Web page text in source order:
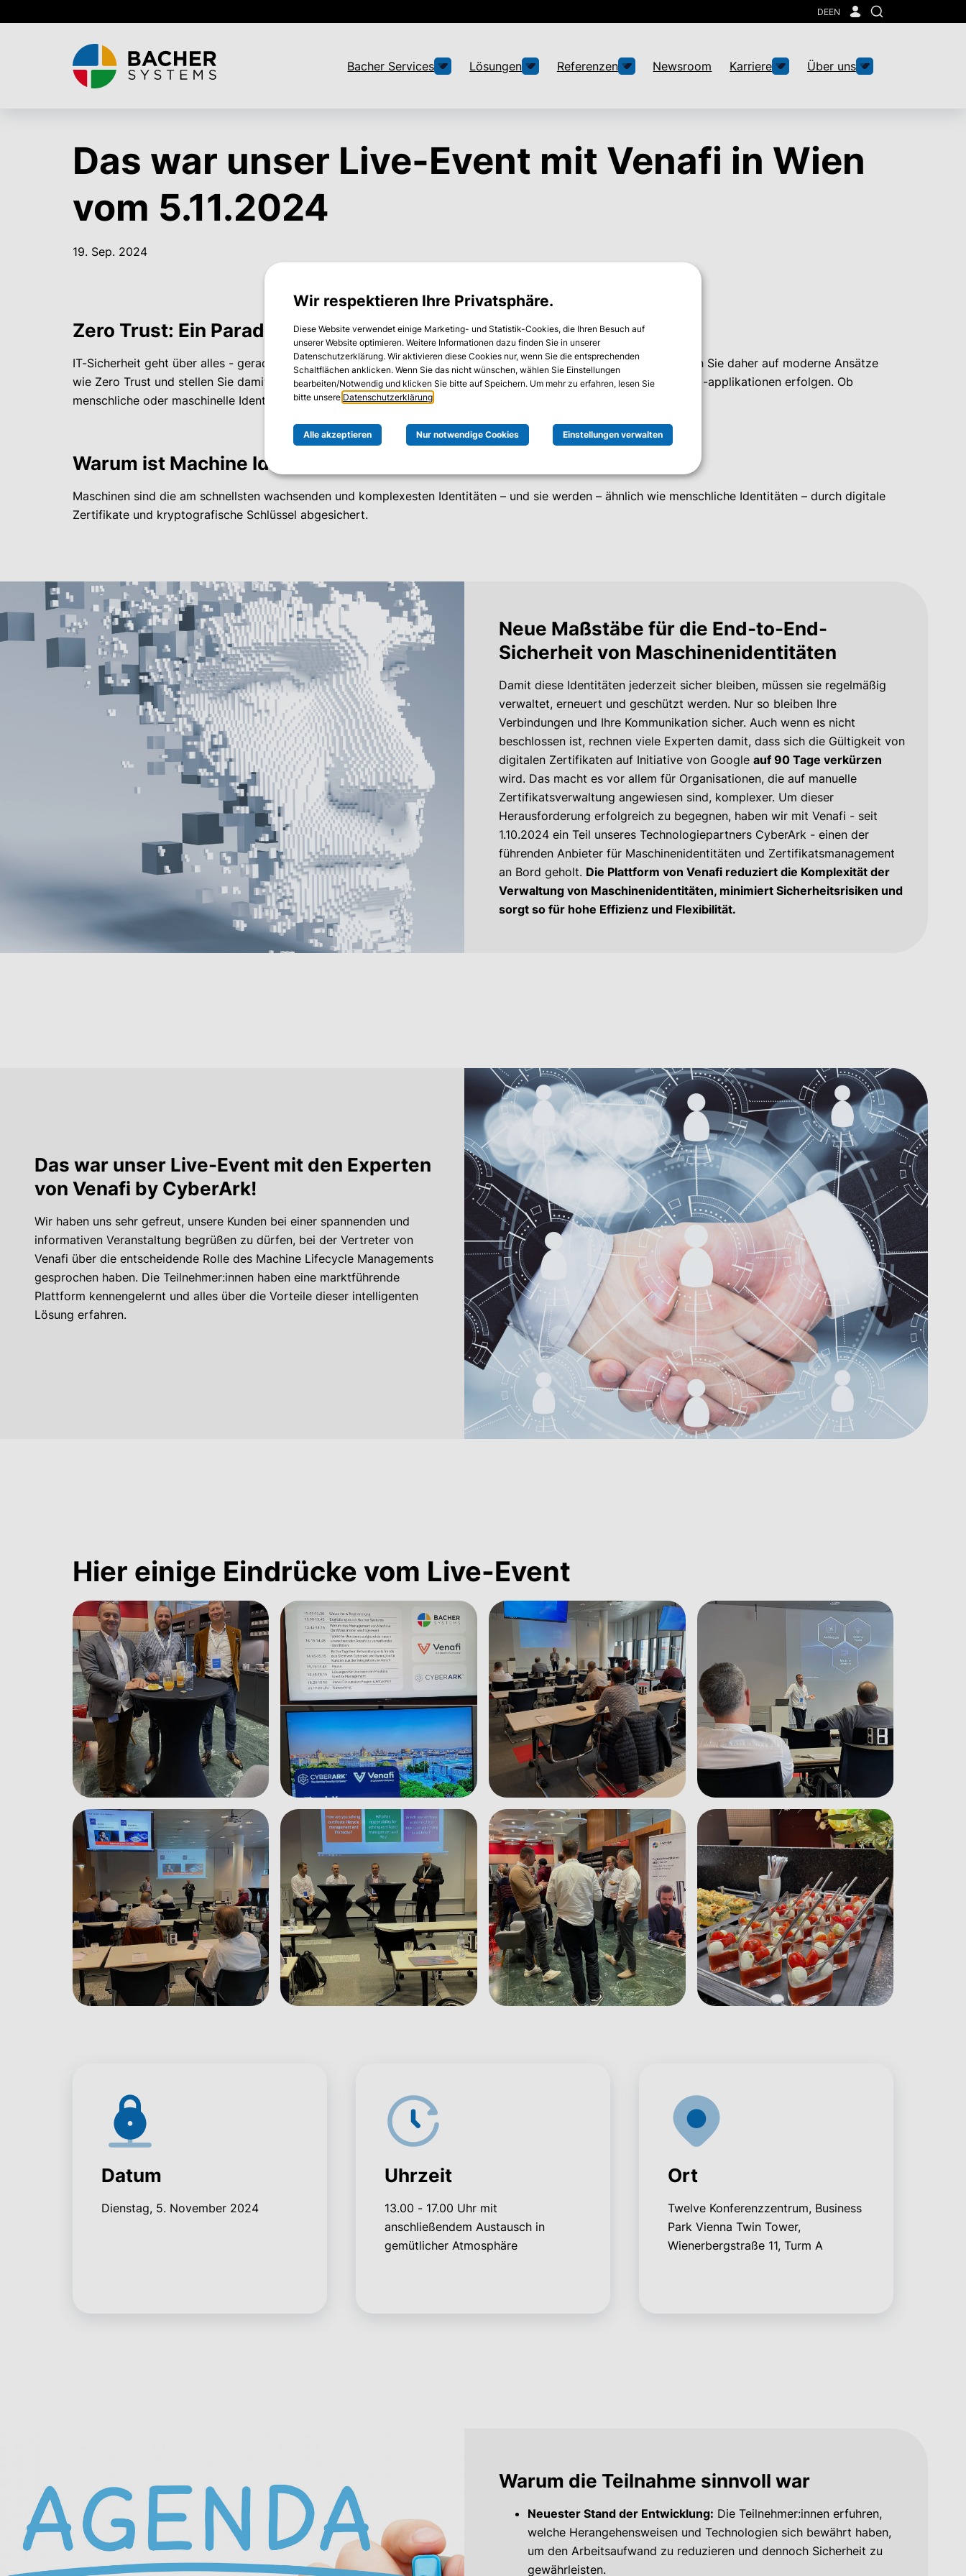
DEEN
Suche
Bacher Services Lösungen Referenzen Newsroom Karriere Über uns
Das war unser Live-Event mit Venafi in Wien
vom 5.11.2024
19. Sep. 2024
Zero Trust: Ein Paradigmenwechsel für moderne IT-Sicherheit
IT-Sicherheit geht über alles - gerade in unserer digitalisierten Welt, in der sich Bedrohungen ständig ändern. Setzen Sie daher auf moderne Ansätze
wie Zero Trust und stellen Sie damit sicher, dass nur autorisierte Zugriffe auf Unternehmensnetzwerke-, -daten und -applikationen erfolgen. Ob
menschliche oder maschinelle Identitäten - wirkungsvolles Identity and Access Management ist der Schlüssel dazu.
Warum ist Machine Identity für Ihr Unternehmen wichtig?
Maschinen sind die am schnellsten wachsenden und komplexesten Identitäten – und sie werden – ähnlich wie menschliche Identitäten – durch digitale
Zertifikate und kryptografische Schlüssel abgesichert.
Neue Maßstäbe für die End-to-End-
Sicherheit von Maschinenidentitäten
Damit diese Identitäten jederzeit sicher bleiben, müssen sie regelmäßig
verwaltet, erneuert und geschützt werden. Nur so bleiben Ihre
Verbindungen und Ihre Kommunikation sicher. Auch wenn es nicht
beschlossen ist, rechnen viele Experten damit, dass sich die Gültigkeit von
digitalen Zertifikaten auf Initiative von Google auf 90 Tage verkürzen
wird. Das macht es vor allem für Organisationen, die auf manuelle
Zertifikatsverwaltung angewiesen sind, komplexer. Um dieser
Herausforderung erfolgreich zu begegnen, haben wir mit Venafi - seit
1.10.2024 ein Teil unseres Technologiepartners CyberArk - einen der
führenden Anbieter für Maschinenidentitäten und Zertifikatsmanagement
an Bord geholt. Die Plattform von Venafi reduziert die Komplexität der
Verwaltung von Maschinenidentitäten, minimiert Sicherheitsrisiken und
sorgt so für hohe Effizienz und Flexibilität.
Das war unser Live-Event mit den Experten
von Venafi by CyberArk!
Wir haben uns sehr gefreut, unsere Kunden bei einer spannenden und
informativen Veranstaltung begrüßen zu dürfen, bei der Vertreter von
Venafi über die entscheidende Rolle des Machine Lifecycle Managements
gesprochen haben. Die Teilnehmer:innen haben eine marktführende
Plattform kennengelernt und alles über die Vorteile dieser intelligenten
Lösung erfahren.
Hier einige Eindrücke vom Live-Event
Datum
Dienstag, 5. November 2024
Uhrzeit
13.00 - 17.00 Uhr mit
anschließendem Austausch in
gemütlicher Atmosphäre
Ort
Twelve Konferenzzentrum, Business
Park Vienna Twin Tower,
Wienerbergstraße 11, Turm A
Warum die Teilnahme sinnvoll war
Neuester Stand der Entwicklung: Die Teilnehmer:innen erfuhren,
welche Herangehensweisen und Technologien sich bewährt haben,
um den Arbeitsaufwand zu reduzieren und dennoch Sicherheit zu
gewährleisten.
Wir respektieren Ihre Privatsphäre.
Diese Website verwendet einige Marketing- und Statistik-Cookies, die Ihren Besuch auf
unserer Website optimieren. Weitere Informationen dazu finden Sie in unserer
Datenschutzerklärung. Wir aktivieren diese Cookies nur, wenn Sie die entsprechenden
Schaltflächen anklicken. Wenn Sie das nicht wünschen, wählen Sie Einstellungen
bearbeiten/Notwendig und klicken Sie bitte auf Speichern. Um mehr zu erfahren, lesen Sie
bitte unsere Datenschutzerklärung
Alle akzeptieren Nur notwendige Cookies Einstellungen verwalten